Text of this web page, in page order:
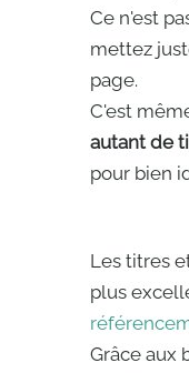
Ce n'est
mettez
page.
C'est
autant de
pour bien
Les titres
plus
Grâce aux